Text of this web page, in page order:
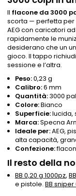
Il flacone da 3000
scorta — perfetta per
AEG con caricatori
rapidamente le
desiderano che un
gioco. Il tappo
sessione e l’altra.
Peso:0,23 g
Calibro:6 mm
Quantità:3000
Colore:Bianco
Superficie:lucida,
Marca:Specna
Ideale per:AEG,
alta capacità,
Confezione:
Il resto della
BB 0,20 g 1000pz,
e pistole. BB sniper